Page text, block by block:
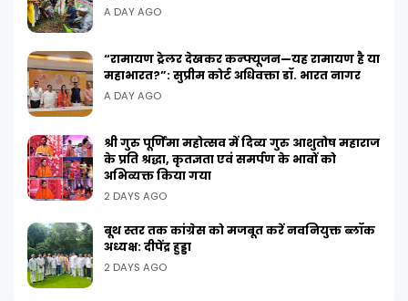
A DAY AGO
“रामायण ट्रेलर देखकर कन्फ्यूजन—यह रामायण है या
महाभारत?”: सुप्रीम कोर्ट अधिवक्ता डॉ. भारत नागर
A DAY AGO
श्री गुरु पूर्णिमा महोत्सव में दिव्य गुरु आशुतोष महाराज
के प्रति श्रद्धा, कृतज्ञता एवं समर्पण के भावों को
अभिव्यक्त किया गया
2 DAYS AGO
बूथ स्तर तक कांग्रेस को मजबूत करें नवनियुक्त ब्लॉक
अध्यक्ष: दीपेंद्र हुड्डा
2 DAYS AGO